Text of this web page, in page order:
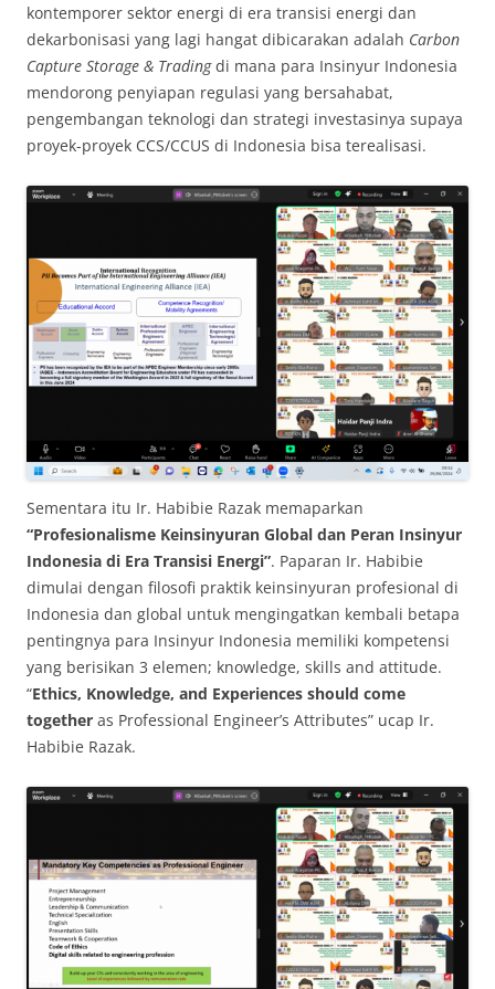
kontemporer sektor energi di era transisi energi dan
dekarbonisasi yang lagi hangat dibicarakan adalah Carbon
Capture Storage & Tradingdi mana para Insinyur Indonesia
mendorong penyiapan regulasi yang bersahabat,
pengembangan teknologi dan strategi investasinya supaya
proyek-proyek CCS/CCUS di Indonesia bisa terealisasi.
Sementara itu Ir. Habibie Razak memaparkan
“Profesionalisme Keinsinyuran Global dan Peran Insinyur
Indonesia di Era Transisi Energi”. Paparan Ir. Habibie
dimulai dengan filosofi praktik keinsinyuran profesional di
Indonesia dan global untuk mengingatkan kembali betapa
pentingnya para Insinyur Indonesia memiliki kompetensi
yang berisikan 3 elemen; knowledge, skills and attitude.
“Ethics, Knowledge, and Experiences should come
together as Professional Engineer’s Attributes” ucap Ir.
Habibie Razak.